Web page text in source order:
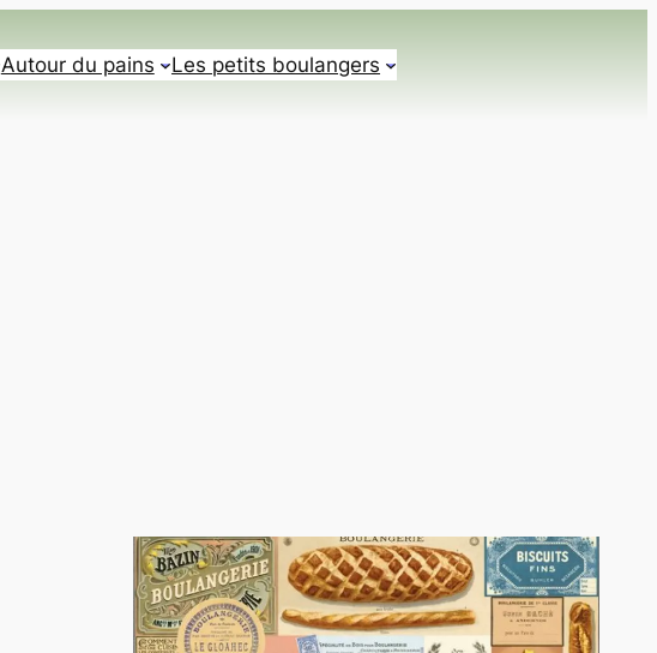
Autour du pains Les petits boulangers